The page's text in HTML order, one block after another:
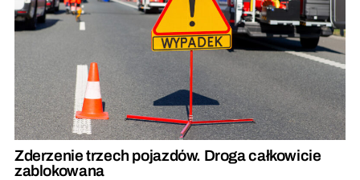
Zderzenie trzech pojazdów. Droga całkowicie
zablokowana